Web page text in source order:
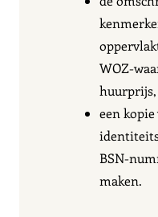
WOZ-
een
BSN-
maken.